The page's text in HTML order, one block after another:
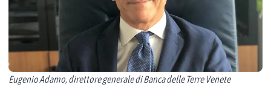
Eugenio Adamo, direttore generale di Banca delle Terre Venete